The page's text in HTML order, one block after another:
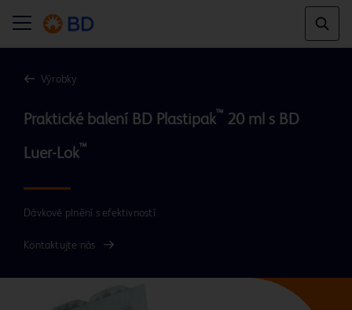
Výrobky
Praktické balení BD Plastipak™ 20 ml s BD
Luer-Lok™
Dávkové plnění s efektivností
Kontaktujte nás